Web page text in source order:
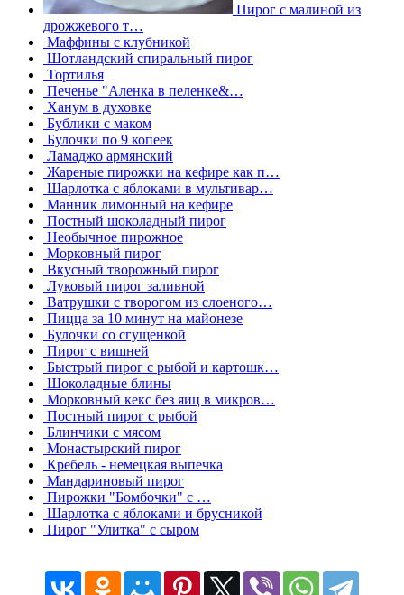
Пирог с малиной из
дрожжевого т…
Маффины с клубникой
Шотландский спиральный пирог
Тортилья
Печенье "Аленка в пеленке&…
Ханум в духовке
Бублики с маком
Булочки по 9 копеек
Ламаджо армянский
Жареные пирожки на кефире как п…
Шарлотка с яблоками в мультивар…
Манник лимонный на кефире
Постный шоколадный пирог
Необычное пирожное
Морковный пирог
Вкусный творожный пирог
Луковый пирог заливной
Ватрушки с творогом из слоеного…
Пицца за 10 минут на майонезе
Булочки со сгущенкой
Пирог с вишней
Быстрый пирог с рыбой и картошк…
Шоколадные блины
Морковный кекс без яиц в микров…
Постный пирог с рыбой
Блинчики с мясом
Монастырский пирог
Кребель - немецкая выпечка
Мандариновый пирог
Пирожки "Бомбочки" с …
Шарлотка с яблоками и брусникой
Пирог "Улитка" с сыром